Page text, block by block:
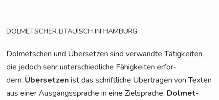
DOLMETSCHER LITAUISCH IN HAMBURG
Dol­met­schen und Über­set­zen sind ver­wand­te Tätig­kei­ten,
die jedoch sehr unter­schied­li­che Fähig­kei­ten erfor­
dern. Über­set­zen ist das schrift­li­che Über­tra­gen von Tex­ten
aus einer Aus­gangs­spra­che in eine Ziel­spra­che, Dol­met­